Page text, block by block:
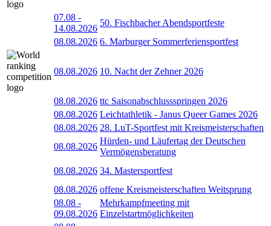
07.08 -
14.08.2026
50. Fischbacher Abendsportfeste
08.08.2026 6. Marburger Sommerferiensportfest
08.08.2026 10. Nacht der Zehner 2026
08.08.2026 ttc Saisonabschlussspringen 2026
08.08.2026 Leichtathletik - Janus Queer Games 2026
08.08.2026 28. LuT-Sportfest mit Kreismeisterschaften
08.08.2026
Hürden- und Läufertag der Deutschen
Vermögensberatung
08.08.2026 34. Mastersportfest
08.08.2026 offene Kreismeisterschaften Weitsprung
08.08 -
09.08.2026
Mehrkampfmeeting mit
Einzelstartmöglichkeiten